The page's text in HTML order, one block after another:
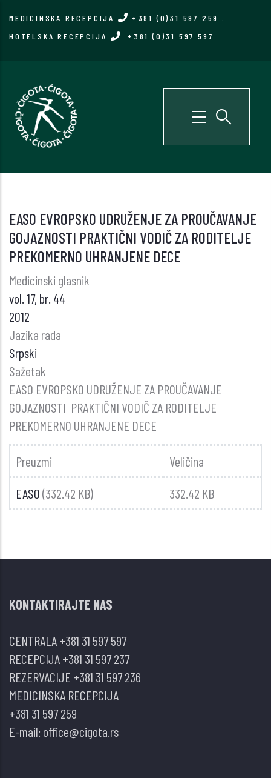
MEDICINSKA RECEPCIJA +381 (0)31 597 259
HOTELSKA RECEPCIJA
+381 (0)31 597 597
EASO EVROPSKO UDRUŽENJE ZA PROUČAVANJE
GOJAZNOSTI PRAKTIČNI VODIČ ZA RODITELJE
PREKOMERNO UHRANJENE DECE
Medicinski glasnik
vol. 17, br. 44
2012
Jazika rada
Srpski
Sažetak
EASO EVROPSKO UDRUŽENJE ZA PROUČAVANJE
GOJAZNOSTI PRAKTIČNI VODIČ ZA RODITELJE
PREKOMERNO UHRANJENE DECE
Preuzmi Veličina
EASO(332.42 KB) 332.42 KB
KONTAKTIRAJTE NAS
CENTRALA+381 31 597 597
RECEPCIJA+381 31 597 237
REZERVACIJE +381 31 597 236
MEDICINSKA RECEPCIJA
+381 31 597 259
E-mail: office@cigota.rs